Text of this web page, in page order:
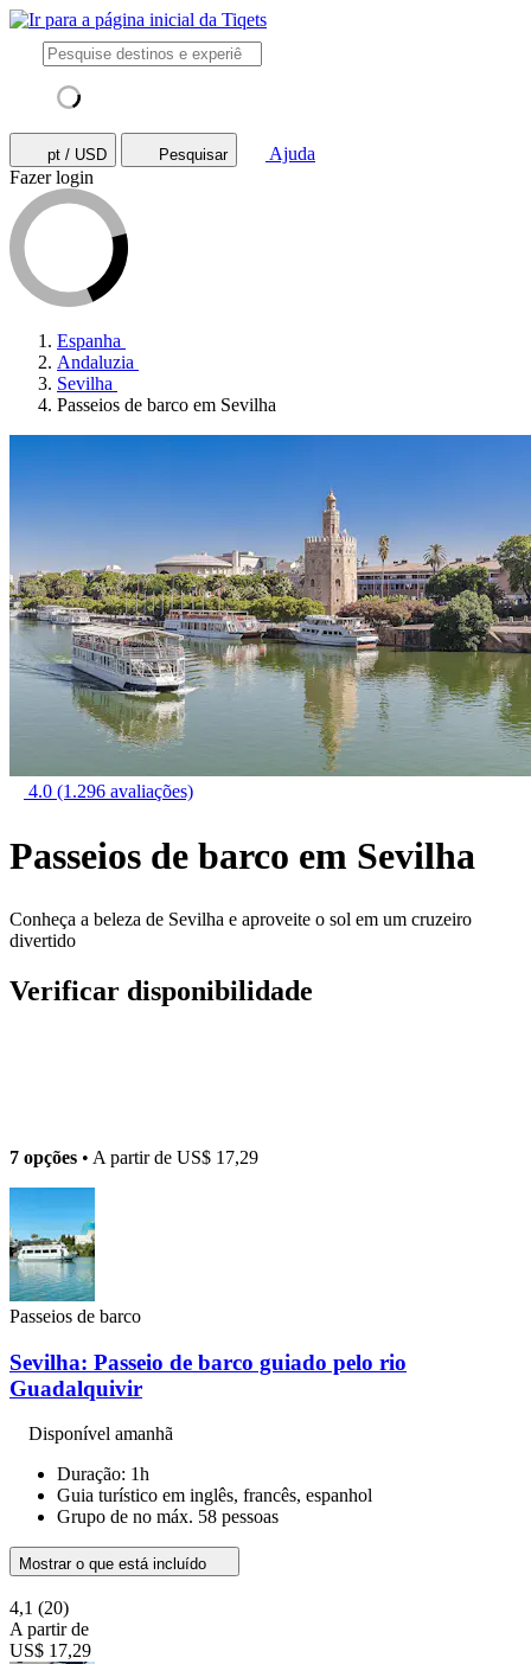
pt / USD Pesquisar
Ajuda
Fazer login
Espanha
Andaluzia
Sevilha
Passeios de barco em Sevilha
4.0 (1.296 avaliações)
Passeios de barco em Sevilha
Conheça a beleza de Sevilha e aproveite o sol em um cruzeiro
divertido
Verificar disponibilidade
7 opções • A partir de US$ 17,29
Passeios de barco
Sevilha: Passeio de barco guiado pelo rio
Guadalquivir
Disponível amanhã
Duração: 1h
Guia turístico em inglês, francês, espanhol
Grupo de no máx. 58 pessoas
Mostrar o que está incluído
4,1 (20)
A partir de
US$ 17,29